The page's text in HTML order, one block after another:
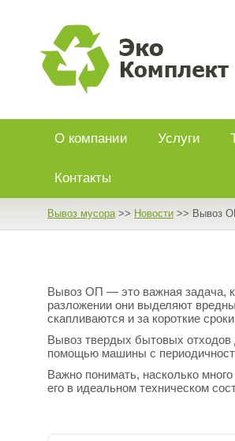
О компании Услуги
Контакты
Вывоз мусора>> Новости >> Вывоз
Вывоз ОП — это важная задача,
разложении они выделяют
скапливаются и за короткие
Вывоз твердых бытовых отходов
помощью машины с
Важно понимать, насколько
его в идеальном техническом